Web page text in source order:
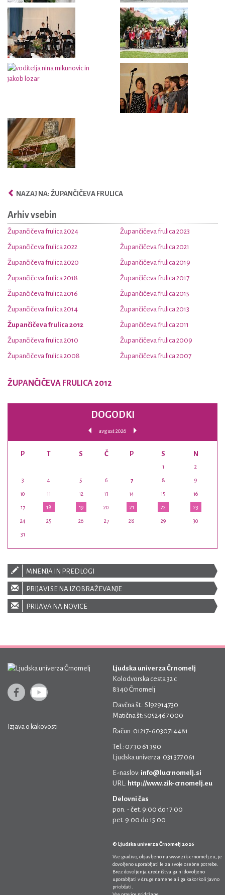
NAZAJ NA: ŽUPANČIČEVA FRULICA
Arhiv vsebin
Župančičeva frulica 2024 Župančičeva frulica 2023
Župančičeva frulica 2022 Župančičeva frulica 2021
Župančičeva frulica 2020 Župančičeva frulica 2019
Župančičeva frulica 2018 Župančičeva frulica 2017
Župančičeva frulica 2016 Župančičeva frulica 2015
Župančičeva frulica 2014 Župančičeva frulica 2013
Župančičeva frulica 2012 Župančičeva frulica 2011
Župančičeva frulica 2010 Župančičeva frulica 2009
Župančičeva frulica 2008 Župančičeva frulica 2007
ŽUPANČIČEVA FRULICA 2012
DOGODKI
avgust 2026
P T S Č P S N
1 2
3 4 5 6 7 8 9
10 11 12 13 14 15 16
17 18 19 20 21 22 23
24 25 26 27 28 29 30
31
MNENJA IN PREDLOGI
PRIJAVI SE NA IZOBRAŽEVANJE
PRIJAVA NA NOVICE
Izjava o kakovosti
Ljudska univerza Črnomelj
Kolodvorska cesta 32 c
8340 Črnomelj
Davčna št.: SI92914730
Matična št: 5052467 000
Račun: 01217-6030714481
Tel.: 07 30 61 390
Ljudska univerza: 031 377 061
E-naslov: info@lucrnomelj.si
URL: http://www.zik-crnomelj.eu
Delovni čas
pon. - čet. 9:00 do 17:00
pet. 9:00 do 15:00
© Ljudska univerza Črnomelj 2026
Vse gradivo, objavljeno na www.zik-crnomelj.eu , je
dovoljeno uporabljati le za svoje osebne potrebe.
Brez dovoljenja uredništva ga ni dovoljeno
uporabljati v druge namene ali ga kakorkoli javno
priobčati.